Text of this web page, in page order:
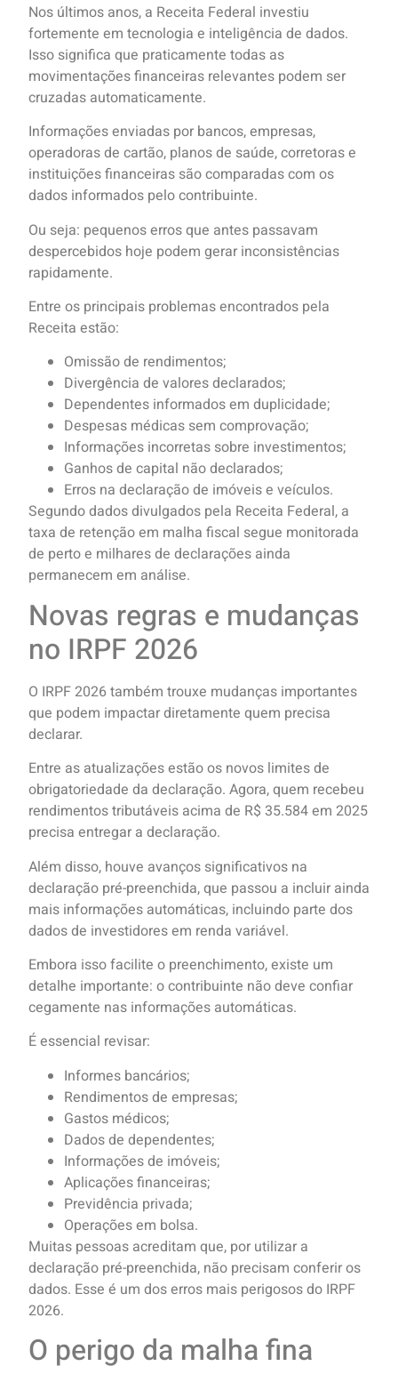
Nos últimos anos, a Receita Federal investiu
fortemente em tecnologia e inteligência de dados.
Isso significa que praticamente todas as
movimentações financeiras relevantes podem ser
cruzadas automaticamente.
Informações enviadas por bancos, empresas,
operadoras de cartão, planos de saúde, corretoras e
instituições financeiras são comparadas com os
dados informados pelo contribuinte.
Ou seja: pequenos erros que antes passavam
despercebidos hoje podem gerar inconsistências
rapidamente.
Entre os principais problemas encontrados pela
Receita estão:
Omissão de rendimentos;
Divergência de valores declarados;
Dependentes informados em duplicidade;
Despesas médicas sem comprovação;
Informações incorretas sobre investimentos;
Ganhos de capital não declarados;
Erros na declaração de imóveis e veículos.
Segundo dados divulgados pela Receita Federal, a
taxa de retenção em malha fiscal segue monitorada
de perto e milhares de declarações ainda
permanecem em análise.
Novas regras e mudanças
no IRPF 2026
O IRPF 2026 também trouxe mudanças importantes
que podem impactar diretamente quem precisa
declarar.
Entre as atualizações estão os novos limites de
obrigatoriedade da declaração. Agora, quem recebeu
rendimentos tributáveis acima de R$ 35.584 em 2025
precisa entregar a declaração.
Além disso, houve avanços significativos na
declaração pré-preenchida, que passou a incluir ainda
mais informações automáticas, incluindo parte dos
dados de investidores em renda variável.
Embora isso facilite o preenchimento, existe um
detalhe importante: o contribuinte não deve confiar
cegamente nas informações automáticas.
É essencial revisar:
Informes bancários;
Rendimentos de empresas;
Gastos médicos;
Dados de dependentes;
Informações de imóveis;
Aplicações financeiras;
Previdência privada;
Operações em bolsa.
Muitas pessoas acreditam que, por utilizar a
declaração pré-preenchida, não precisam conferir os
dados. Esse é um dos erros mais perigosos do IRPF
2026.
O perigo da malha fina